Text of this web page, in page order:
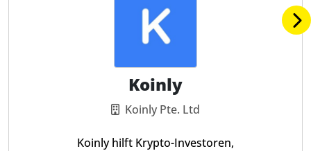
Koinly
Koinly Pte. Ltd
Koinly hilft Krypto-Investoren,